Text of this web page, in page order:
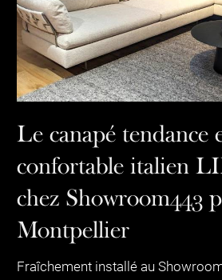
Le canapé tendance
confortable italien
chez Showroom443
Montpellier
Fraîchement installé au